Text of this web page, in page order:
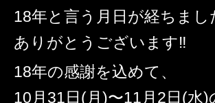
18年と言う月日が経ちまし
ありがとうございます‼️
18年の感謝を込めて、
10月31日(月)〜11月2日(水)